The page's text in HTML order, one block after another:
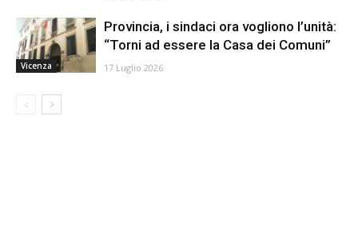
Vicenza
Provincia, i sindaci ora vogliono l’unità:
“Torni ad essere la Casa dei Comuni”
17 Luglio 2026